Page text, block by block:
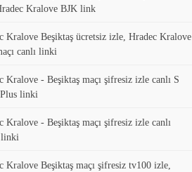
Kralove BJK link
Kralove Beşiktaş ücretsiz izle, Hradec Kralove
canlı linki
Kralove - Beşiktaş maçı şifresiz izle canlı S
linki
Kralove - Beşiktaş maçı şifresiz izle canlı
Kralove Beşiktaş maçı şifresiz tv100 izle,